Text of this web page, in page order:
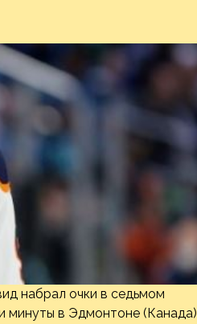
набрал очки в седьмом
минуты в Эдмонтоне (Канада)